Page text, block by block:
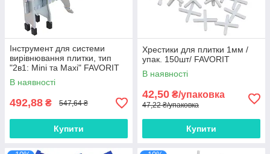
Інструмент для системи
вирівнювання плитки, тип
"2в1: Mini та Махі" FAVORIT
В наявності
492,88 ₴ 547,64 ₴
Купити
Хрестики для плитки 1мм /
упак. 150шт/ FAVORIT
В наявності
42,50 ₴/упаковка
47,22 ₴/упаковка
Купити